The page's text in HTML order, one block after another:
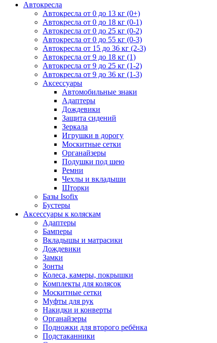
Автокресла
Автокресла от 0 до 13 кг (0+)
Автокресла от 0 до 18 кг (0-1)
Автокресла от 0 до 25 кг (0-2)
Автокресла от 0 до 55 кг (0-3)
Автокресла от 15 до 36 кг (2-3)
Автокресла от 9 до 18 кг (1)
Автокресла от 9 до 25 кг (1-2)
Автокресла от 9 до 36 кг (1-3)
Аксессуары
Автомобильные знаки
Адаптеры
Дождевики
Защита сидений
Зеркала
Игрушки в дорогу
Москитные сетки
Органайзеры
Подушки под шею
Ремни
Чехлы и вкладыши
Шторки
Базы Isofix
Бустеры
Аксессуары к коляскам
Адаптеры
Бамперы
Вкладышы и матрасики
Дождевики
Замки
Зонты
Колеса, камеры, покрышки
Комплекты для колясок
Москитные сетки
Муфты для рук
Накидки и конверты
Органайзеры
Подножки для второго ребёнка
Подстаканники